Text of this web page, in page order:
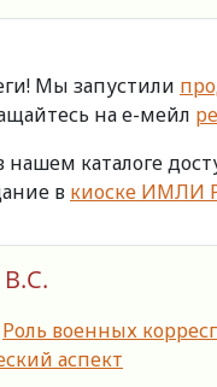
Мы запустили
на е-мейл
нашем каталоге
в киоске ИМЛИ
Роль военных
аспект